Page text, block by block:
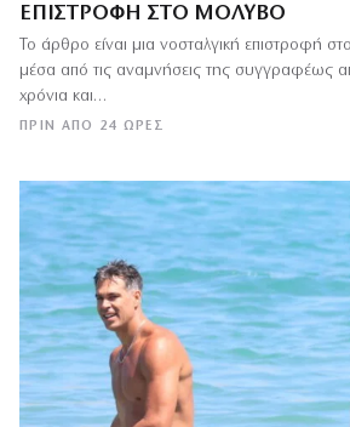
ΕΠΙΣΤΡΟΦΉ ΣΤΟ ΜΌΛΥΒΟ
ΠΡΙΝ ΑΠΌ 24 ΏΡΕΣ
Το άρθρο είναι μια νοσταλγική επιστροφή
μέσα από τις αναμνήσεις της συγγραφέως
χρόνια και…